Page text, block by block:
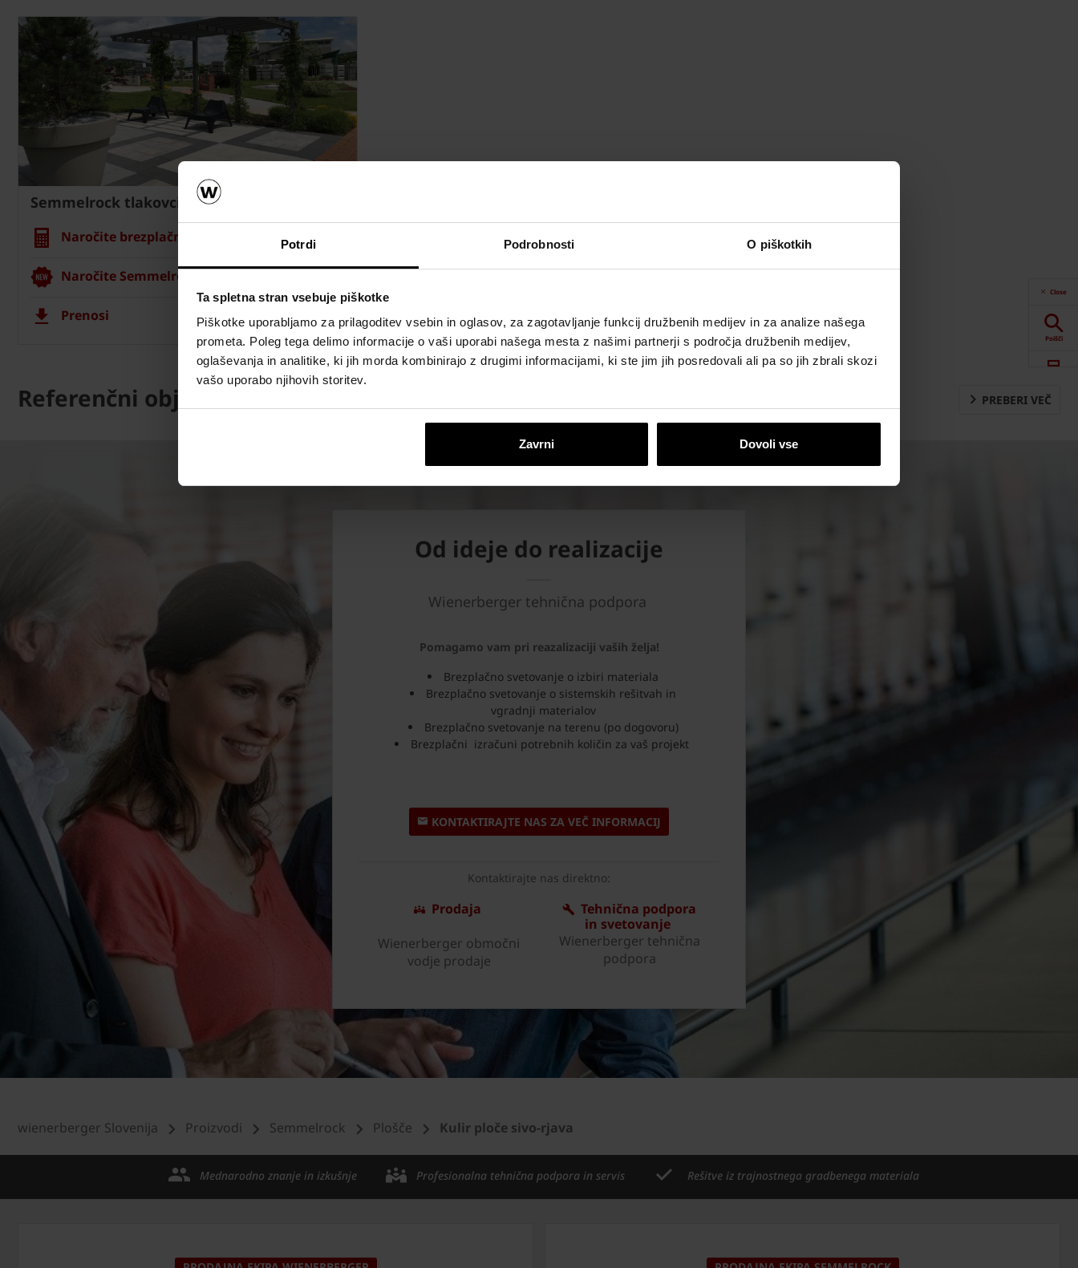
Potrdi Podrobnosti O piškotkih
Ta spletna stran vsebuje piškotke
Piškotke uporabljamo za prilagoditev vsebin in oglasov, za zagotavljanje funkcij družbenih medijev in za analize našega
prometa. Poleg tega delimo informacije o vaši uporabi našega mesta z našimi partnerji s področja družbenih medijev,
oglaševanja in analitike, ki jih morda kombinirajo z drugimi informacijami, ki ste jim jih posredovali ali pa so jih zbrali skozi
vašo uporabo njihovih storitev.
Zavrni Dovoli vse
Semmelrock tlakovci
Naročite brezplačni izračun materiala
Naročite Semmelrock CAD vizualizacijo
Prenosi
Referenčni objekti PREBERI VEČ
Od ideje do realizacije
Wienerberger tehnična podpora
Pomagamo vam pri reazalizaciji vaših želja!
Brezplačno svetovanje o izbiri materiala
Brezplačno svetovanje o sistemskih rešitvah in
vgradnji materialov
Brezplačno svetovanje na terenu (po dogovoru)
Brezplačni izračuni potrebnih količin za vaš projekt
KONTAKTIRAJTE NAS ZA VEČ INFORMACIJ
Kontaktirajte nas direktno:
Prodaja
Wienerberger območni
vodje prodaje
Tehnična podpora
in svetovanje
Wienerberger tehnična
podpora
Close
Poišči
wienerberger Slovenija Proizvodi Semmelrock Plošče Kulir ploče sivo-rjava
Mednarodno znanje in izkušnje Profesionalna tehnična podpora in servis Rešitve iz trajnostnega gradbenega materiala